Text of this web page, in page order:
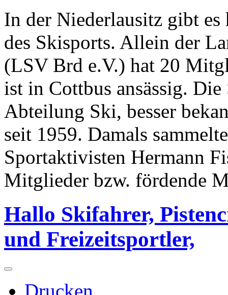
In der Niederlausitz gibt es
des Skisports. Allein der
(LSV Brd e.V.) hat 20
ist in Cottbus ansässig.
Abteilung Ski, besser
seit 1959. Damals
Sportaktivisten Hermann
Mitglieder bzw. fördende
Hallo Skifahrer,
und Freizeitsportler,